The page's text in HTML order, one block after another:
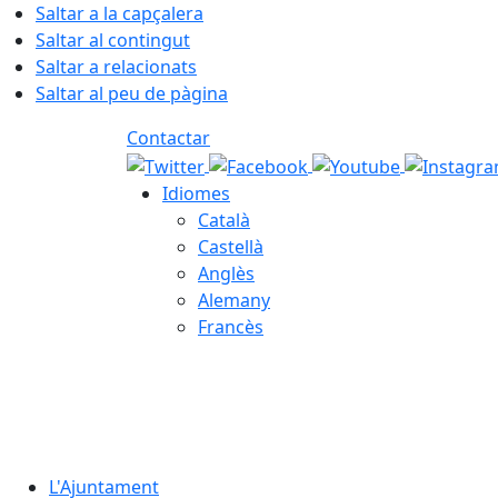
Saltar a la capçalera
Saltar al contingut
Saltar a relacionats
Saltar al peu de pàgina
Contactar
Idiomes
Català
Castellà
Anglès
Alemany
Francès
L'Ajuntament